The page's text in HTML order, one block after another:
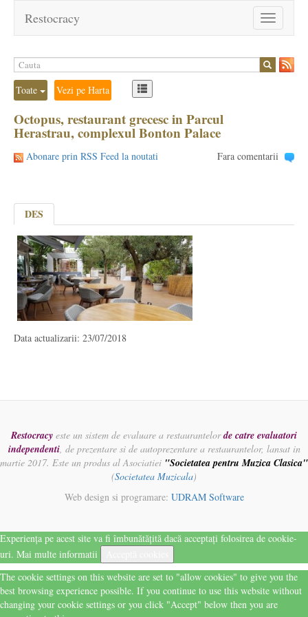
Toggle
navigation
Restocracy
Toate Vezi pe Harta
Octopus, restaurant grecesc in Parcul
Herastrau, complexul Bonton Palace
Abonare prin RSS Feed la noutati Fara comentarii
DES
Data actualizarii: 23/07/2018
Restocracy este un sistem de evaluare a restaurantelorde catre evaluatori
independenti, de prezentare si de autoprezentare a restaurantelor, lansat in
martie 2017. Este un produs al Asociatiei "Societatea pentru Muzica Clasica"
(Societatea Muzicala)
Web design si programare: UDRAM Software
Experiența pe acest site va fi îmbunătățită dacă acceptați folosirea de cookie-
uri. Mai multe informatii
The cookie settings on this website are set to "allow cookies" to give you the
best browsing experience possible. If you continue to use this website without
changing your cookie settings or you click "Accept" below then you are